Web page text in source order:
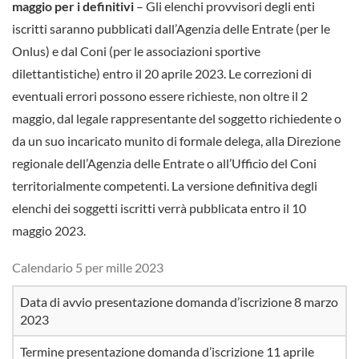
maggio per i definitivi – Gli elenchi provvisori degli enti
iscritti saranno pubblicati dall’Agenzia delle Entrate (per le
Onlus) e dal Coni (per le associazioni sportive
dilettantistiche) entro il 20 aprile 2023. Le correzioni di
eventuali errori possono essere richieste, non oltre il 2
maggio, dal legale rappresentante del soggetto richiedente o
da un suo incaricato munito di formale delega, alla Direzione
regionale dell’Agenzia delle Entrate o all’Ufficio del Coni
territorialmente competenti. La versione definitiva degli
elenchi dei soggetti iscritti verrà pubblicata entro il 10
maggio 2023.
Calendario 5 per mille 2023
Data di avvio presentazione domanda d’iscrizione 8 marzo
2023
Termine presentazione domanda d’iscrizione 11 aprile